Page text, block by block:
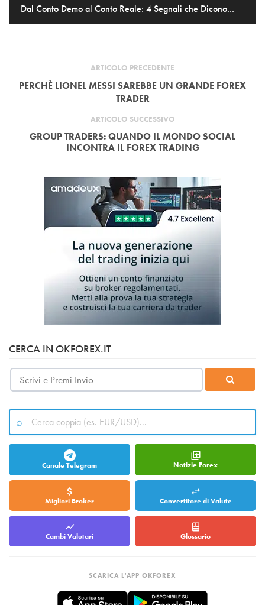
Dal Conto Demo al Conto Reale: 4 Segnali che Dicono...
ARTICOLO PRECEDENTE
PERCHÈ LIONEL MESSI SAREBBE UN GRANDE FOREX
TRADER
ARTICOLO SUCCESSIVO
GROUP TRADERS: QUANDO IL MONDO SOCIAL
INCONTRA IL FOREX TRADING
CERCA IN OKFOREX.IT
Canale Telegram Notizie Forex
Migliori Broker Convertitore di Valute
Cambi Valutari Glossario
SCARICA L'APP OKFOREX